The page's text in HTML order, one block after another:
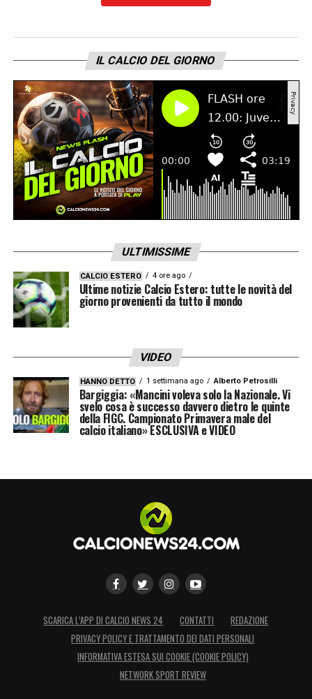
IL CALCIO DEL GIORNO
ULTIMISSIME
CALCIO ESTERO 4 ore ago
Ultime notizie Calcio Estero: tutte le novità del
giorno provenienti da tutto il mondo
VIDEO
HANNO DETTO 1 settimana ago Alberto Petrosilli
Bargiggia: «Mancini voleva solo la Nazionale. Vi
svelo cosa è successo davvero dietro le quinte
della FIGC. Campionato Primavera male del
calcio italiano» ESCLUSIVA e VIDEO
SCARICA L’APP DI CALCIO NEWS 24 CONTATTI
REDAZIONE
PRIVACY POLICY E TRATTAMENTO DEI DATI PERSONALI
INFORMATIVA ESTESA SUI COOKIE (COOKIE POLICY)
NETWORK SPORT REVIEW